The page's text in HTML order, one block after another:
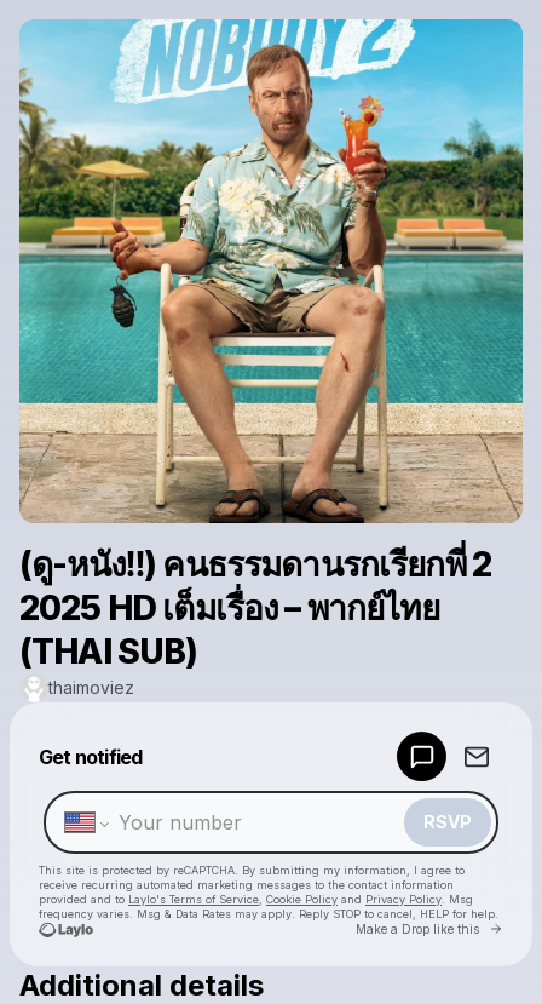
(ดู-หนัง‼️) คนธรรมดานรกเรียกพี่ 2
2025 HD เต็มเรื่อง – พากย์ไทย
(THAI SUB)
thaimoviez
Get notified
RSVP
This site is protected by reCAPTCHA. By submitting my information, I agree to
receive recurring automated marketing messages to the contact information
provided and to Laylo's Terms of Service Cookie Policy and Privacy Policy . Msg
frequency varies. Msg & Data Rates may apply. Reply STOP to cancel, HELP for help.
Make a Drop like this Go
Additional details